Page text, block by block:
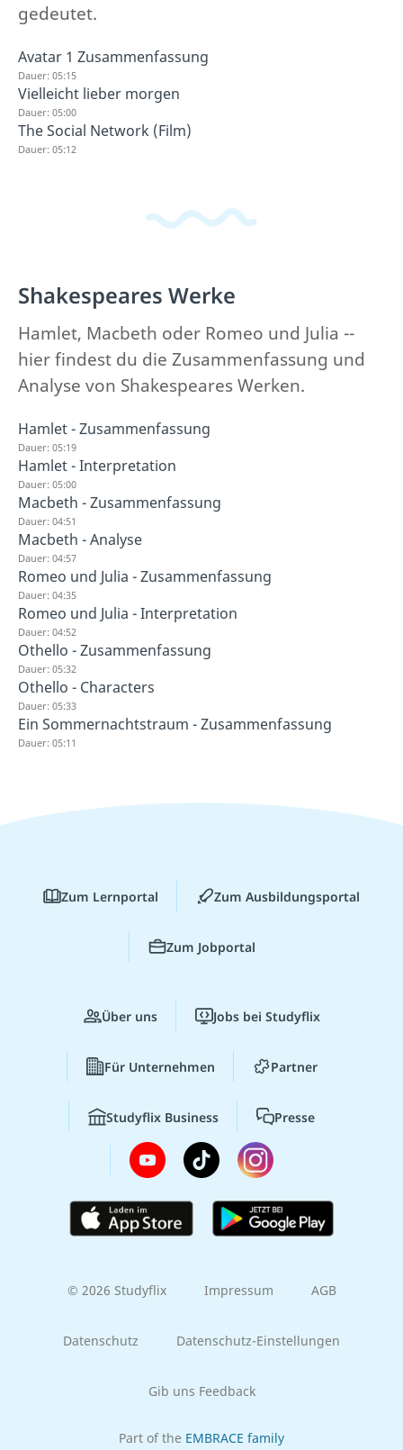
gedeutet.
Avatar 1 Zusammenfassung
Dauer: 05:15
Vielleicht lieber morgen
Dauer: 05:00
The Social Network (Film)
Dauer: 05:12
Shakespeares Werke
Hamlet, Macbeth oder Romeo und Julia --
hier findest du die Zusammenfassung und
Analyse von Shakespeares Werken.
Hamlet - Zusammenfassung
Dauer: 05:19
Hamlet - Interpretation
Dauer: 05:00
Macbeth - Zusammenfassung
Dauer: 04:51
Macbeth - Analyse
Dauer: 04:57
Romeo und Julia - Zusammenfassung
Dauer: 04:35
Romeo und Julia - Interpretation
Dauer: 04:52
Othello - Zusammenfassung
Dauer: 05:32
Othello - Characters
Dauer: 05:33
Ein Sommernachtstraum - Zusammenfassung
Dauer: 05:11
Zum Lernportal Zum Ausbildungsportal
Zum Jobportal
Über uns Jobs bei Studyflix
Für Unternehmen Partner
Studyflix Business Presse
© 2026 Studyflix Impressum AGB
Datenschutz Datenschutz-Einstellungen
Gib uns Feedback
Part of the EMBRACE family